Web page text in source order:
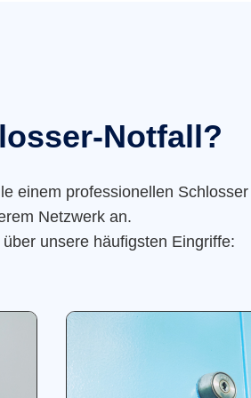
Notfall?
einem professionellen
Netzwerk an.
unsere häufigsten Eingriffe: